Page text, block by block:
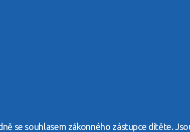
se souhlasem zákonného zástupce dítěte.